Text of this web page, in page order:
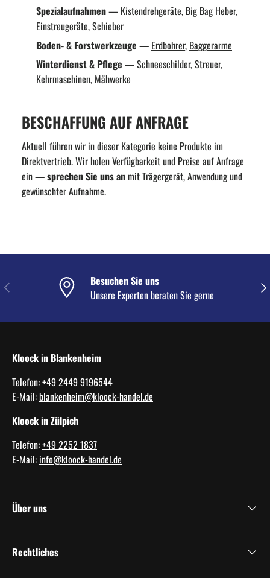
Spezialaufnahmen— Kistendrehgeräte, Big Bag Heber,
Einstreugeräte,Schieber
Boden- & Forstwerkzeuge — Erdbohrer, Baggerarme
Winterdienst & Pflege —Schneeschilder,Streuer,
Kehrmaschinen, Mähwerke
BESCHAFFUNG AUF ANFRAGE
Aktuell führen wir in dieser Kategorie keine Produkte im
Direktvertrieb. Wir holen Verfügbarkeit und Preise auf Anfrage
ein —sprechen Sie uns anmit Trägergerät, Anwendung und
gewünschter Aufnahme.
VORHERIGE
Besuchen Sie uns
Unsere Experten beraten Sie gerne
Kloock in Blankenheim
Telefon:+49 2449 9196544
E-Mail:blankenheim@kloock-handel.de
Kloock in Zülpich
Telefon:+49 2252 1837
E-Mail: info@kloock-handel.de
Über uns
Rechtliches